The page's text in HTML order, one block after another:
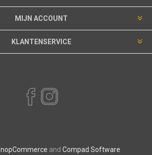
MIJN ACCOUNT
KLANTENSERVICE
nopCommerce and Compad Software